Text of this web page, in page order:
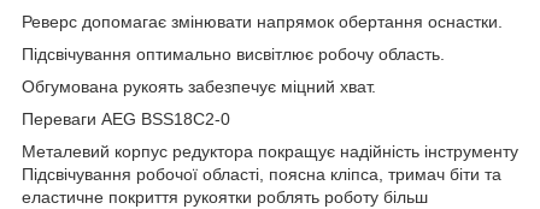
Реверс допомагає змінювати напрямок обертання оснастки.
Підсвічування оптимально висвітлює робочу область.
Обгумована рукоять забезпечує міцний хват.
Переваги AEG BSS18C2-0
Металевий корпус редуктора покращує надійність інструменту
Підсвічування робочої області, поясна кліпса, тримач біти та
еластичне покриття рукоятки роблять роботу більш